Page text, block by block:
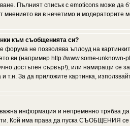
Пълният списък с emoticons може да
ви в нечетимо и модераторите
към съобщенията си?
не позволява ъплоуд на
ви (например http://www.some-
достъпен сървър!), или намиращи се
т.н. За да приложите картинка,
информация и непременно трябва да
Кой има права да пуска СЪОБЩЕНИЯ се